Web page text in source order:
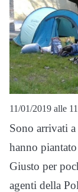
11/01/2019 alle
Sono arrivati
hanno
Giusto per
agenti della